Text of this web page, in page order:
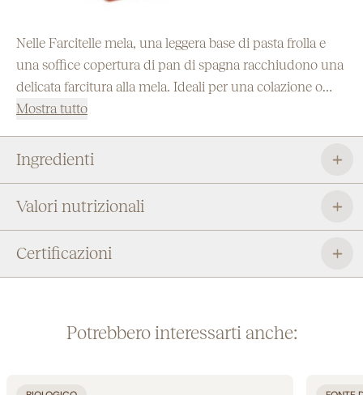
Nelle Farcitelle mela, una leggera base di pasta frolla e
una soffice copertura di pan di spagna racchiudono una
delicata farcitura alla mela. Ideali per una colazione o
una pausa all’insegna della dolcezza e della golosità,
Mostra tutto
Ingredienti
Valori nutrizionali
Certificazioni
Potrebbero interessarti anche: